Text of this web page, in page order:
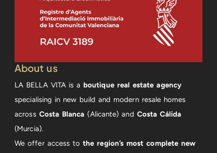
About us
LA BELLA VITA is a boutique real estate agency
specialising in new build and modern resale homes
across Costa Blanca(Alicante) and Costa Cálida
(Murcia).
We offer access tothe region’s most complete new